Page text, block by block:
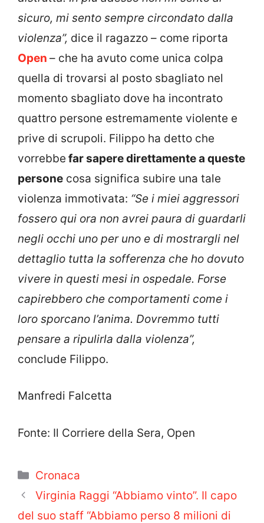
sicuro, mi sento sempre circondato dalla
violenza”, dice il ragazzo – come riporta
Open – che ha avuto come unica colpa
quella di trovarsi al posto sbagliato nel
momento sbagliato dove ha incontrato
quattro persone estremamente violente e
prive di scrupoli. Filippo ha detto che
vorrebbe far sapere direttamente a queste
persone cosa significa subire una tale
violenza immotivata: “Se i miei aggressori
fossero qui ora non avrei paura di guardarli
negli occhi uno per uno e di mostrargli nel
dettaglio tutta la sofferenza che ho dovuto
vivere in questi mesi in ospedale. Forse
capirebbero che comportamenti come i
loro sporcano l’anima. Dovremmo tutti
pensare a ripulirla dalla violenza”,
conclude Filippo.
Manfredi Falcetta
Fonte: Il Corriere della Sera, Open
Categorie
Cronaca
Virginia Raggi “Abbiamo vinto”. Il capo
del suo staff “Abbiamo perso 8 milioni di